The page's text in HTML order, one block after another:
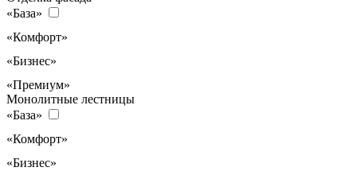
«База»
«Комфорт»
«Бизнес»
«Премиум»
Монолитные лестницы
«База»
«Комфорт»
«Бизнес»